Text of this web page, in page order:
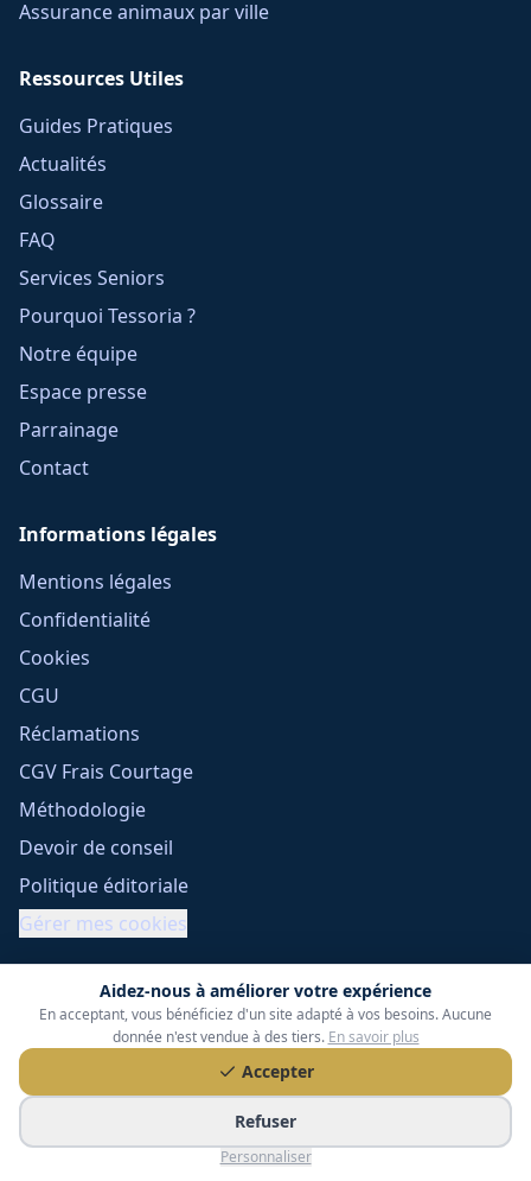
Aidez-nous à améliorer votre expérience
En acceptant, vous bénéficiez d'un site adapté à vos besoins. Aucune
donnée n'est vendue à des tiers. En savoir plus
Accepter
Refuser
Personnaliser
Assurance animaux par ville
Ressources Utiles
Guides Pratiques
Actualités
Glossaire
FAQ
Services Seniors
Pourquoi Tessoria ?
Notre équipe
Espace presse
Parrainage
Contact
Informations légales
Mentions légales
Confidentialité
Cookies
CGU
Réclamations
CGV Frais Courtage
Méthodologie
Devoir de conseil
Politique éditoriale
Gérer mes cookies
- SARL au capital de 15 000 €
ORIAS n° 25007309 - RCS 990 206 179 - Membre du réseau
360 Courtage